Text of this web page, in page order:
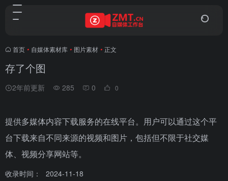
首页 • 自媒体素材库 • 图片素材 • 正文
存了个图
2年前更新 285 0 0
提供多媒体内容下载服务的在线平台。用户可以通过这个平
台下载来自不同来源的视频和图片，包括但不限于社交媒
体、视频分享网站等。
收录时间：
2024-11-18